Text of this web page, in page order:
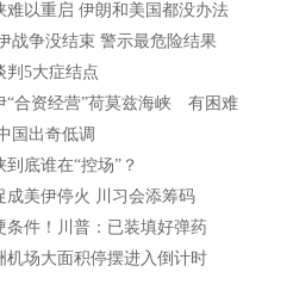
难以重启 伊朗和美国都没办法
战争没结束 警示最危险结果
判5大症结点
“合资经营”荷莫兹海峡 有困难
国出奇低调
底谁在“控场”？
成美伊停火 川习会添筹码
条件！川普：已装填好弹药
机场大面积停摆进入倒计时